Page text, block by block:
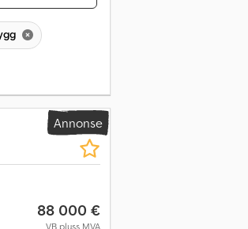
Annonse
88 000 €
VB pluss MVA